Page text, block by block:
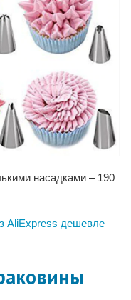
насадками – 190
AliExpress дешевле